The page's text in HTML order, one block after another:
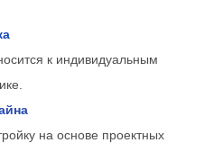
к индивидуальным
на основе проектных